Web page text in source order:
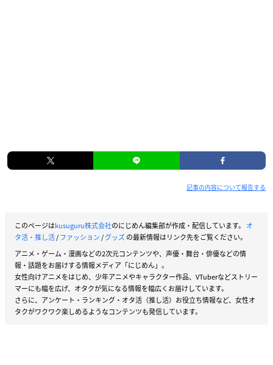
記事の内容について報告する
このページはkusuguru株式会社のにじめん編集部が作成・配信しています。 オ
タ活・推し活/ファッション/グッズの最新情報はリンク先をご覧ください。
アニメ・ゲーム・漫画などの2次元コンテンツや、声優・舞台・俳優などの情
報・話題をお届けする情報メディア「にじめん」。
女性向けアニメをはじめ、少年アニメやキャラクター作品、VTuberなどストリー
マーにも幅を広げ、オタクが気になる情報を幅広くお届けしています。
さらに、アンケート・ランキング・オタ活（推し活）お役立ち情報など、女性オ
タクがワクワク楽しめるようなコンテンツも発信しています。